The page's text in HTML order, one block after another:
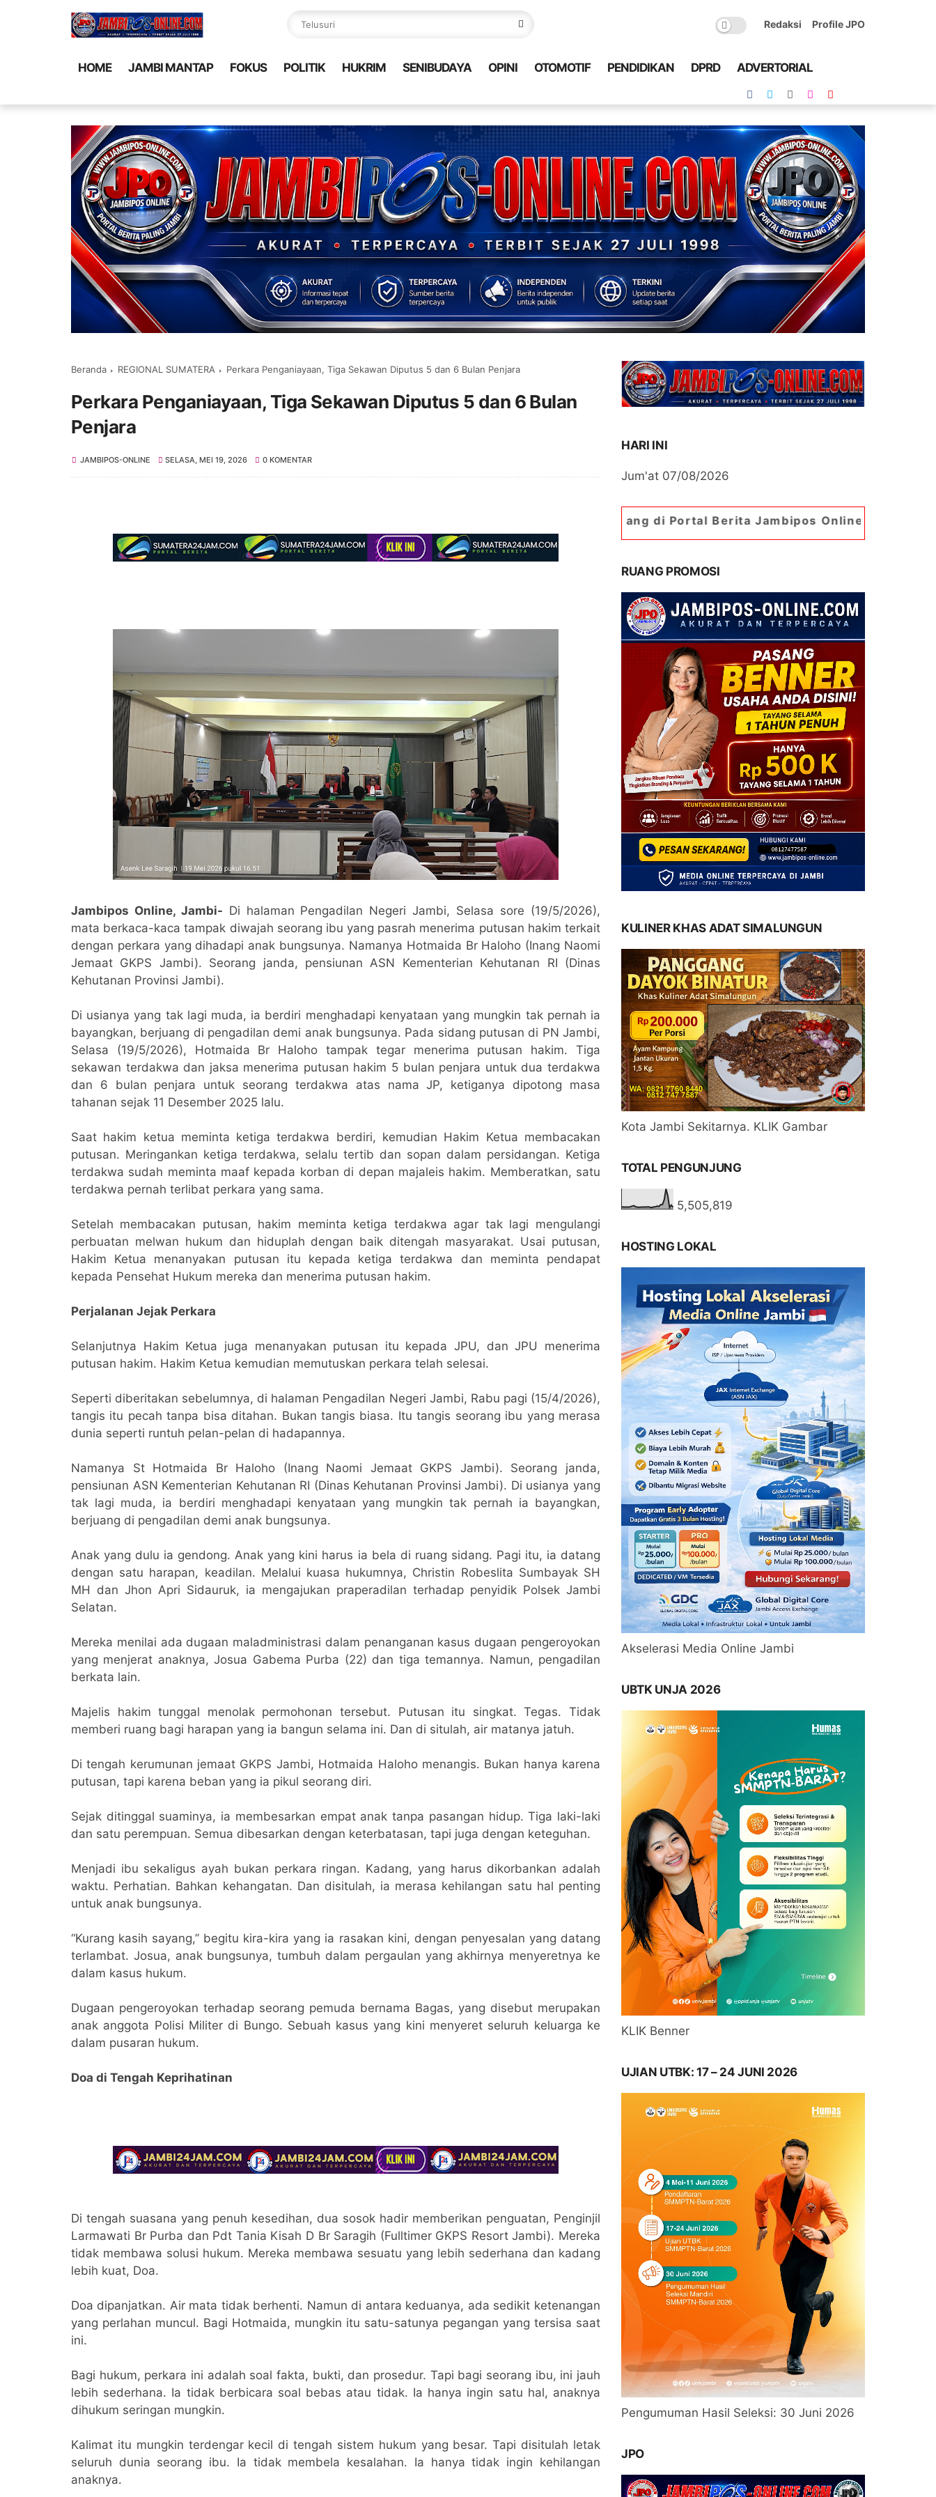
Redaksi Profile JPO
HOME JAMBI MANTAP FOKUS POLITIK HUKRIM SENIBUDAYA OPINI OTOMOTIF PENDIDIKAN DPRD ADVERTORIAL
Beranda REGIONAL SUMATERA Perkara Penganiayaan, Tiga Sekawan Diputus 5 dan 6 Bulan Penjara
Perkara Penganiayaan, Tiga Sekawan Diputus 5 dan 6 Bulan
Penjara
JAMBIPOS-ONLINE SELASA, MEI 19, 2026 0 KOMENTAR
Jambipos Online, Jambi- Di halaman Pengadilan Negeri Jambi, Selasa sore (19/5/2026),
mata berkaca-kaca tampak diwajah seorang ibu yang pasrah menerima putusan hakim terkait
dengan perkara yang dihadapi anak bungsunya. Namanya Hotmaida Br Haloho (Inang Naomi
Jemaat GKPS Jambi). Seorang janda, pensiunan ASN Kementerian Kehutanan RI (Dinas
Kehutanan Provinsi Jambi).
Di usianya yang tak lagi muda, ia berdiri menghadapi kenyataan yang mungkin tak pernah ia
bayangkan, berjuang di pengadilan demi anak bungsunya. Pada sidang putusan di PN Jambi,
Selasa (19/5/2026), Hotmaida Br Haloho tampak tegar menerima putusan hakim. Tiga
sekawan terdakwa dan jaksa menerima putusan hakim 5 bulan penjara untuk dua terdakwa
dan 6 bulan penjara untuk seorang terdakwa atas nama JP, ketiganya dipotong masa
tahanan sejak 11 Desember 2025 lalu.
Saat hakim ketua meminta ketiga terdakwa berdiri, kemudian Hakim Ketua membacakan
putusan. Meringankan ketiga terdakwa, selalu tertib dan sopan dalam persidangan. Ketiga
terdakwa sudah meminta maaf kepada korban di depan majaleis hakim. Memberatkan, satu
terdakwa pernah terlibat perkara yang sama.
Setelah membacakan putusan, hakim meminta ketiga terdakwa agar tak lagi mengulangi
perbuatan melwan hukum dan hiduplah dengan baik ditengah masyarakat. Usai putusan,
Hakim Ketua menanyakan putusan itu kepada ketiga terdakwa dan meminta pendapat
kepada Pensehat Hukum mereka dan menerima putusan hakim.
Perjalanan Jejak Perkara
Selanjutnya Hakim Ketua juga menanyakan putusan itu kepada JPU, dan JPU menerima
putusan hakim. Hakim Ketua kemudian memutuskan perkara telah selesai.
Seperti diberitakan sebelumnya, di halaman Pengadilan Negeri Jambi, Rabu pagi (15/4/2026),
tangis itu pecah tanpa bisa ditahan. Bukan tangis biasa. Itu tangis seorang ibu yang merasa
dunia seperti runtuh pelan-pelan di hadapannya.
Namanya St Hotmaida Br Haloho (Inang Naomi Jemaat GKPS Jambi). Seorang janda,
pensiunan ASN Kementerian Kehutanan RI (Dinas Kehutanan Provinsi Jambi). Di usianya yang
tak lagi muda, ia berdiri menghadapi kenyataan yang mungkin tak pernah ia bayangkan,
berjuang di pengadilan demi anak bungsunya.
Anak yang dulu ia gendong. Anak yang kini harus ia bela di ruang sidang. Pagi itu, ia datang
dengan satu harapan, keadilan. Melalui kuasa hukumnya, Christin Robeslita Sumbayak SH
MH dan Jhon Apri Sidauruk, ia mengajukan praperadilan terhadap penyidik Polsek Jambi
Selatan.
Mereka menilai ada dugaan maladministrasi dalam penanganan kasus dugaan pengeroyokan
yang menjerat anaknya, Josua Gabema Purba (22) dan tiga temannya. Namun, pengadilan
berkata lain.
Majelis hakim tunggal menolak permohonan tersebut. Putusan itu singkat. Tegas. Tidak
memberi ruang bagi harapan yang ia bangun selama ini. Dan di situlah, air matanya jatuh.
Di tengah kerumunan jemaat GKPS Jambi, Hotmaida Haloho menangis. Bukan hanya karena
putusan, tapi karena beban yang ia pikul seorang diri.
Sejak ditinggal suaminya, ia membesarkan empat anak tanpa pasangan hidup. Tiga laki-laki
dan satu perempuan. Semua dibesarkan dengan keterbatasan, tapi juga dengan keteguhan.
Menjadi ibu sekaligus ayah bukan perkara ringan. Kadang, yang harus dikorbankan adalah
waktu. Perhatian. Bahkan kehangatan. Dan disitulah, ia merasa kehilangan satu hal penting
untuk anak bungsunya.
“Kurang kasih sayang,” begitu kira-kira yang ia rasakan kini, dengan penyesalan yang datang
terlambat. Josua, anak bungsunya, tumbuh dalam pergaulan yang akhirnya menyeretnya ke
dalam kasus hukum.
Dugaan pengeroyokan terhadap seorang pemuda bernama Bagas, yang disebut merupakan
anak anggota Polisi Militer di Bungo. Sebuah kasus yang kini menyeret seluruh keluarga ke
dalam pusaran hukum.
Doa di Tengah Keprihatinan
Di tengah suasana yang penuh kesedihan, dua sosok hadir memberikan penguatan, Penginjil
Larmawati Br Purba dan Pdt Tania Kisah D Br Saragih (Fulltimer GKPS Resort Jambi). Mereka
tidak membawa solusi hukum. Mereka membawa sesuatu yang lebih sederhana dan kadang
lebih kuat, Doa.
Doa dipanjatkan. Air mata tidak berhenti. Namun di antara keduanya, ada sedikit ketenangan
yang perlahan muncul. Bagi Hotmaida, mungkin itu satu-satunya pegangan yang tersisa saat
ini.
Bagi hukum, perkara ini adalah soal fakta, bukti, dan prosedur. Tapi bagi seorang ibu, ini jauh
lebih sederhana. Ia tidak berbicara soal bebas atau tidak. Ia hanya ingin satu hal, anaknya
dihukum seringan mungkin.
Kalimat itu mungkin terdengar kecil di tengah sistem hukum yang besar. Tapi disitulah letak
seluruh dunia seorang ibu. Ia tidak membela kesalahan. Ia hanya tidak ingin kehilangan
anaknya.
HARI INI
Jum'at 07/08/2026
Selamat Datang di Portal Berita Jambipos Online. Portal Berita Paling
RUANG PROMOSI
KULINER KHAS ADAT SIMALUNGUN
Kota Jambi Sekitarnya. KLIK Gambar
TOTAL PENGUNJUNG
5,505,819
HOSTING LOKAL
Akselerasi Media Online Jambi
UBTK UNJA 2026
KLIK Benner
UJIAN UTBK: 17 – 24 JUNI 2026
Pengumuman Hasil Seleksi: 30 Juni 2026
JPO